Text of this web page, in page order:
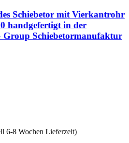
Schiebetor mit Vierkantrohr
handgefertigt in der
Group Schiebetormanufaktur
6-8 Wochen Lieferzeit)